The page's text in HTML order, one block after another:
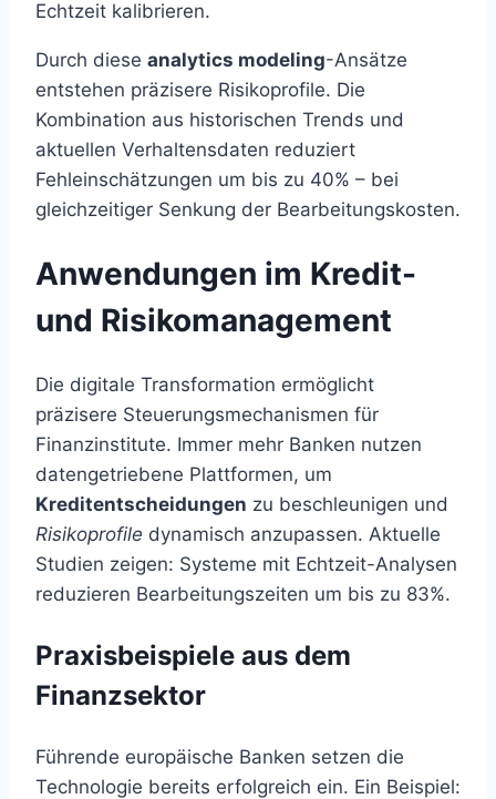
Echtzeit kalibrieren.
Durch diese analytics modeling-Ansätze
entstehen präzisere Risikoprofile. Die
Kombination aus historischen Trends und
aktuellen Verhaltensdaten reduziert
Fehleinschätzungen um bis zu 40% – bei
gleichzeitiger Senkung der Bearbeitungskosten.
Anwendungen im Kredit-
und Risikomanagement
Die digitale Transformation ermöglicht
präzisere Steuerungsmechanismen für
Finanzinstitute. Immer mehr Banken nutzen
datengetriebene Plattformen, um
Kreditentscheidungen zu beschleunigen und
Risikoprofile dynamisch anzupassen. Aktuelle
Studien zeigen: Systeme mit Echtzeit-Analysen
reduzieren Bearbeitungszeiten um bis zu 83%.
Praxisbeispiele aus dem
Finanzsektor
Führende europäische Banken setzen die
Technologie bereits erfolgreich ein. Ein Beispiel: